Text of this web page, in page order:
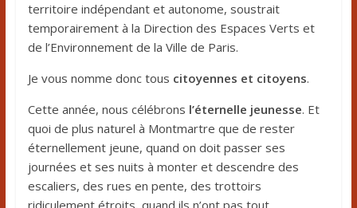
territoire indépendant et autonome, soustrait
temporairement à la Direction des Espaces Verts et
de l’Environnement de la Ville de Paris.
Je vous nomme donc tous citoyennes et citoyens.
Cette année, nous célébrons l’éternelle jeunesse. Et
quoi de plus naturel à Montmartre que de rester
éternellement jeune, quand on doit passer ses
journées et ses nuits à monter et descendre des
escaliers, des rues en pente, des trottoirs